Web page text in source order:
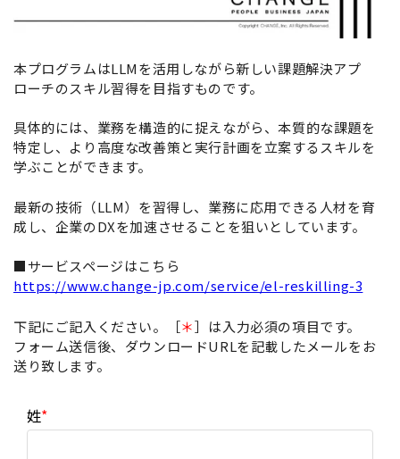
本プログラムはLLMを活用しながら新しい課題解決アプ
ローチのスキル習得を目指すものです。
具体的には、業務を構造的に捉えながら、本質的な課題を
特定し、より高度な改善策と実行計画を立案するスキルを
学ぶことができます。
最新の技術（LLM）を習得し、業務に応用できる人材を育
成し、企業のDXを加速させることを狙いとしています。
■サービスページはこちら
https://www.change-jp.com/service/el-reskilling-3
下記にご記入ください。［＊］は入力必須の項目です。
フォーム送信後、ダウンロードURLを記載したメールをお
送り致します。